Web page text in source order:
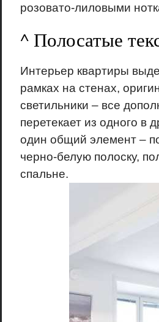
розовато-лиловыми
^ Полосатые
Интерьер квартиры
рамках на стенах,
светильники – все
перетекает из одного
один общий элемент –
черно-белую полоску,
спальне.